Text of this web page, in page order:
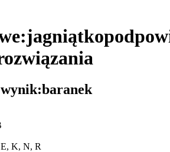
jagniątko
baranek
K, N, R